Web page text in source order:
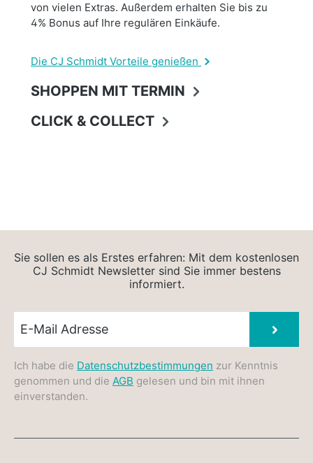
von vielen Extras. Außerdem erhalten Sie bis zu
4% Bonus auf Ihre regulären Einkäufe.
Die CJ Schmidt Vorteile genießen
SHOPPEN MIT TERMIN
CLICK & COLLECT
Sie sollen es als Erstes erfahren: Mit dem kostenlosen
CJ Schmidt Newsletter sind Sie immer bestens
informiert.
Ich habe die Datenschutzbestimmungen zur Kenntnis
genommen und die AGB gelesen und bin mit ihnen
einverstanden.